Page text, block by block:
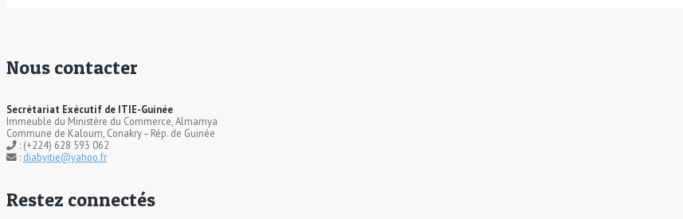
Nous contacter
Secrétariat Exécutif de ITIE-Guinée
Immeuble du Ministère du Commerce, Almamya
Commune de Kaloum, Conakry – Rép. de Guinée
: (+224) 628 593 062
: diabyitie@yahoo.fr
Restez connectés